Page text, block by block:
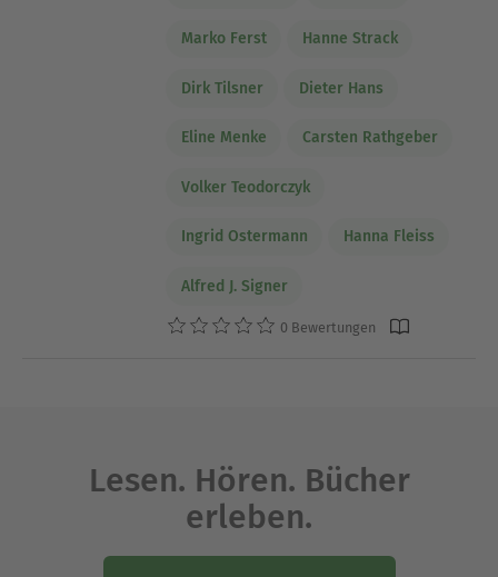
Marko Ferst Hanne Strack
Dirk Tilsner Dieter Hans
Eline Menke Carsten Rathgeber
Volker Teodorczyk
Ingrid Ostermann Hanna Fleiss
Alfred J. Signer
0 Bewertungen
Lesen. Hören. Bücher
erleben.